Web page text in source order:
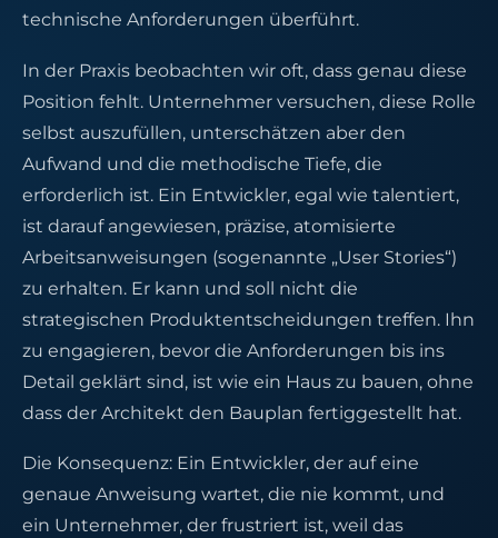
technische Anforderungen überführt.
In der Praxis beobachten wir oft, dass genau diese
Position fehlt. Unternehmer versuchen, diese Rolle
selbst auszufüllen, unterschätzen aber den
Aufwand und die methodische Tiefe, die
erforderlich ist. Ein Entwickler, egal wie talentiert,
ist darauf angewiesen, präzise, atomisierte
Arbeitsanweisungen (sogenannte „User Stories“)
zu erhalten. Er kann und soll nicht die
strategischen Produktentscheidungen treffen. Ihn
zu engagieren, bevor die Anforderungen bis ins
Detail geklärt sind, ist wie ein Haus zu bauen, ohne
dass der Architekt den Bauplan fertiggestellt hat.
Die Konsequenz: Ein Entwickler, der auf eine
genaue Anweisung wartet, die nie kommt, und
ein Unternehmer, der frustriert ist, weil das